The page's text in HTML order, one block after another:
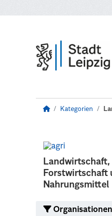
Kategorien
Landwirtschaft,
Forstwirtschaft
Nahrungsmittel
Organisationen